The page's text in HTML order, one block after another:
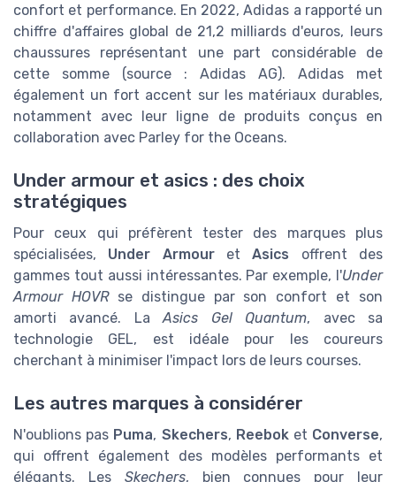
confort et performance. En 2022, Adidas a rapporté un
chiffre d'affaires global de 21,2 milliards d'euros, leurs
chaussures représentant une part considérable de
cette somme (source : Adidas AG). Adidas met
également un fort accent sur les matériaux durables,
notamment avec leur ligne de produits conçus en
collaboration avec Parley for the Oceans.
Under armour et asics : des choix
stratégiques
Pour ceux qui préfèrent tester des marques plus
spécialisées, Under ArmouretAsics offrent des
gammes tout aussi intéressantes. Par exemple, l'Under
Armour HOVRse distingue par son confort et son
amorti avancé. LaAsics Gel Quantum, avec sa
technologie GEL, est idéale pour les coureurs
cherchant à minimiser l'impact lors de leurs courses.
Les autres marques à considérer
N'oublions pas Puma, Skechers, Reeboket Converse,
qui offrent également des modèles performants et
élégants. Les Skechers, bien connues pour leur